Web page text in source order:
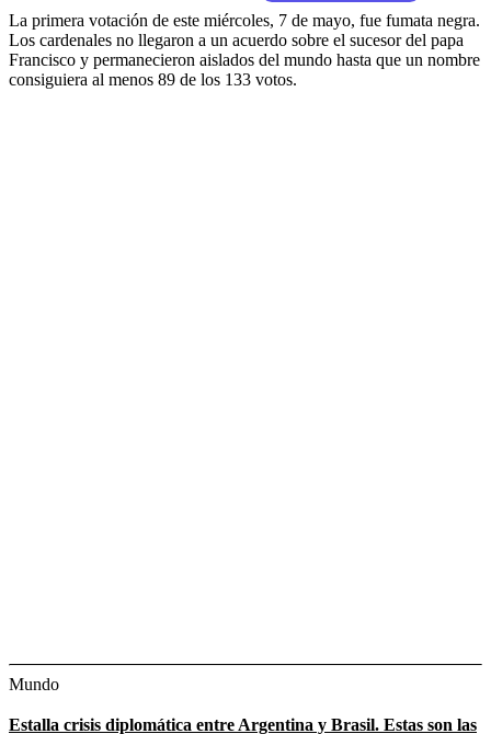
La primera votación de este miércoles, 7 de mayo, fue fumata negra.
Los cardenales no llegaron a un acuerdo sobre el sucesor del papa
Francisco y permanecieron aislados del mundo hasta que un nombre
consiguiera al menos 89 de los 133 votos.
Mundo
Estalla crisis diplomática entre Argentina y Brasil. Estas son las